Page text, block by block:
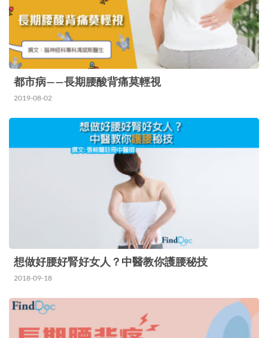
雜，有…
都市病——長期腰酸背痛莫輕視
2019-08-02
想做好腰好腎好女人？中醫教你護腰秘技
2018-09-18